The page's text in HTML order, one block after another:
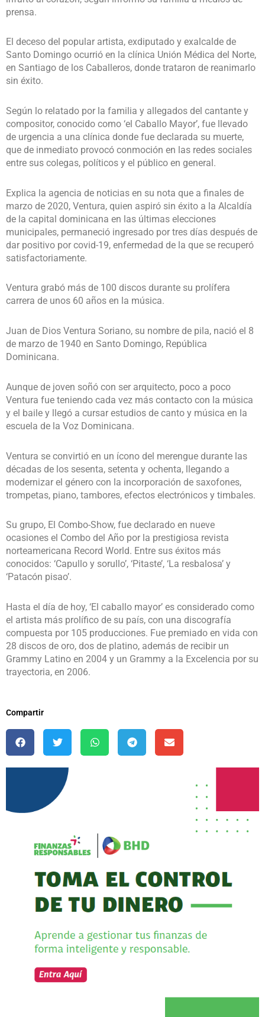
prensa.
El deceso del popular artista, exdiputado y exalcalde de
Santo Domingo ocurrió en la clínica Unión Médica del Norte,
en Santiago de los Caballeros, donde trataron de reanimarlo
sin éxito.
Según lo relatado por la familia y allegados del cantante y
compositor, conocido como ‘el Caballo Mayor’, fue llevado
de urgencia a una clínica donde fue declarada su muerte,
que de inmediato provocó conmoción en las redes sociales
entre sus colegas, políticos y el público en general.
Explica la agencia de noticias en su nota que a finales de
marzo de 2020, Ventura, quien aspiró sin éxito a la Alcaldía
de la capital dominicana en las últimas elecciones
municipales, permaneció ingresado por tres días después de
dar positivo por covid-19, enfermedad de la que se recuperó
satisfactoriamente.
Ventura grabó más de 100 discos durante su prolífera
carrera de unos 60 años en la música.
Juan de Dios Ventura Soriano, su nombre de pila, nació el 8
de marzo de 1940 en Santo Domingo, República
Dominicana.
Aunque de joven soñó con ser arquitecto, poco a poco
Ventura fue teniendo cada vez más contacto con la música
y el baile y llegó a cursar estudios de canto y música en la
escuela de la Voz Dominicana.
Ventura se convirtió en un ícono del merengue durante las
décadas de los sesenta, setenta y ochenta, llegando a
modernizar el género con la incorporación de saxofones,
trompetas, piano, tambores, efectos electrónicos y timbales.
Su grupo, El Combo-Show, fue declarado en nueve
ocasiones el Combo del Año por la prestigiosa revista
norteamericana Record World. Entre sus éxitos más
conocidos: ‘Capullo y sorullo’, ‘Pitaste’, ‘La resbalosa’ y
‘Patacón pisao’.
Hasta el día de hoy, ‘El caballo mayor’ es considerado como
el artista más prolífico de su país, con una discografía
compuesta por 105 producciones. Fue premiado en vida con
28 discos de oro, dos de platino, además de recibir un
Grammy Latino en 2004 y un Grammy a la Excelencia por su
trayectoria, en 2006.
Compartir